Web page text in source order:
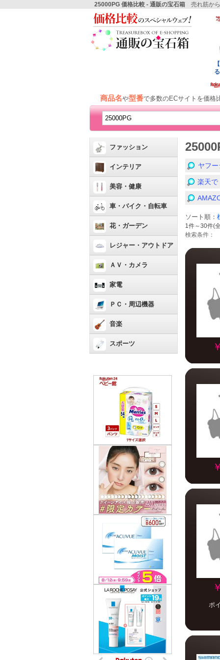
25000PG 価格比較 - 通販の宝石箱 売れ筋か
商品名や型番で多数のECサイトを価
ファッション
インテリア
美容・健康
車・バイク・自転車
花・ガーデン
レジャー・アウトドア
ＡＶ・カメラ
家電
ＰＣ・周辺機器
音楽
スポーツ
ヤフ
楽天で
ソート順：
1件～30件(
検索条件：
ポ